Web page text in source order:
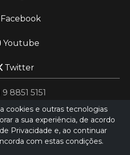
Youtube
Twitter
8851 5151
cookies e outras tecnologias
a sua experiência, de acordo
Privacidade e, ao continuar
com estas condições.